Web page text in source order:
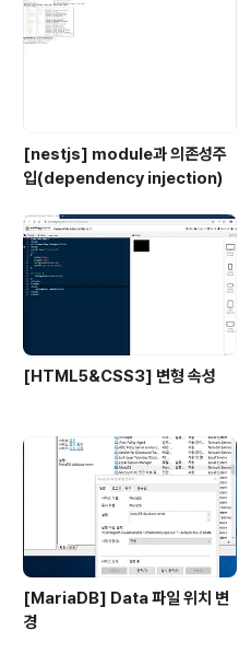
[nestjs] module과 의존성주
입(dependency injection)
[HTML5&CSS3] 변형 속성
[MariaDB] Data 파일 위치 변
경